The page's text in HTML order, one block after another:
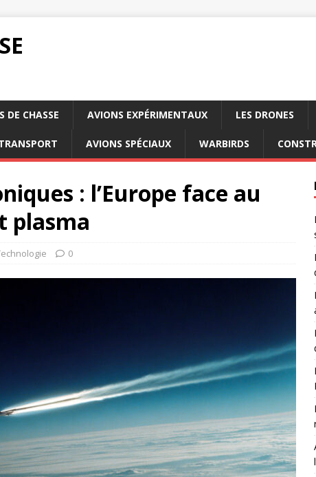
DE CHASSE AVIONS EXPÉRIMENTAUX LES DRONES
AVIONS SPÉCIAUX WARBIRDS
: l’Europe face au
plasma
0